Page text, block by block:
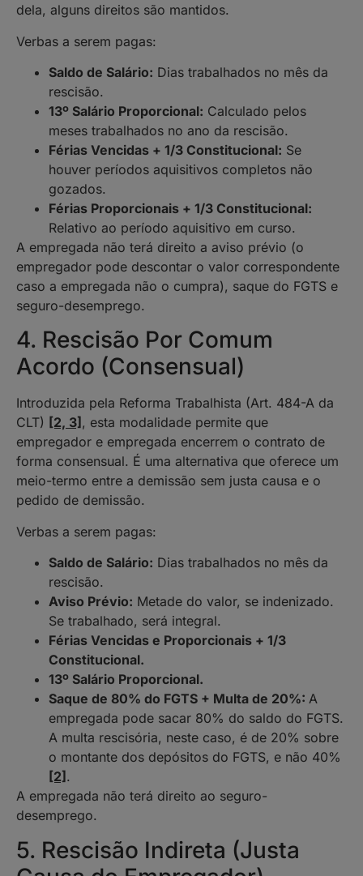
dela, alguns direitos são mantidos.
Verbas a serem pagas:
Saldo de Salário: Dias trabalhados no mês da
rescisão.
13º Salário Proporcional: Calculado pelos
meses trabalhados no ano da rescisão.
Férias Vencidas + 1/3 Constitucional: Se
houver períodos aquisitivos completos não
gozados.
Férias Proporcionais + 1/3 Constitucional:
Relativo ao período aquisitivo em curso.
A empregada não terá direito a aviso prévio (o
empregador pode descontar o valor correspondente
caso a empregada não o cumpra), saque do FGTS e
seguro-desemprego.
4. Rescisão Por Comum
Acordo (Consensual)
Introduzida pela Reforma Trabalhista (Art. 484-A da
CLT) [2, 3] , esta modalidade permite que
empregador e empregada encerrem o contrato de
forma consensual. É uma alternativa que oferece um
meio-termo entre a demissão sem justa causa e o
pedido de demissão.
Verbas a serem pagas:
Saldo de Salário: Dias trabalhados no mês da
rescisão.
Aviso Prévio: Metade do valor, se indenizado.
Se trabalhado, será integral.
Férias Vencidas e Proporcionais + 1/3
Constitucional.
13º Salário Proporcional.
Saque de 80% do FGTS + Multa de 20%: A
empregada pode sacar 80% do saldo do FGTS.
A multa rescisória, neste caso, é de 20% sobre
o montante dos depósitos do FGTS, e não 40%
[2] .
A empregada não terá direito ao seguro-
desemprego.
5. Rescisão Indireta (Justa